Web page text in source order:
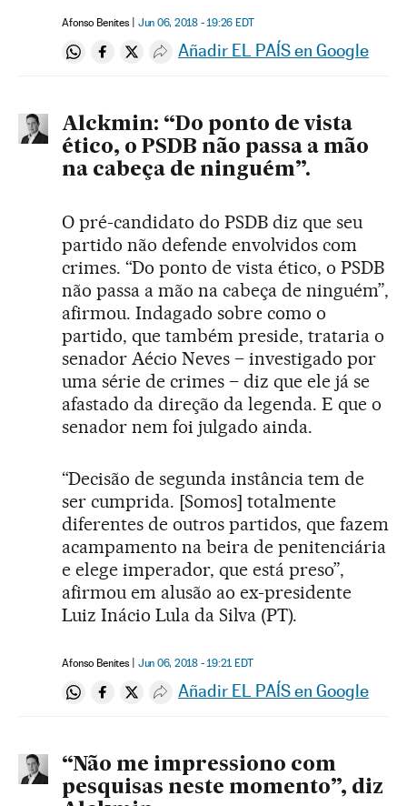
Afonso Benites Jun 06, 2018 - 19:26 EDT
Compartir en Whatsapp
Compartir en Facebook
Compartir en Twitter
Desplegar Redes Sociales
Añadir EL PAÍS en Google
Alckmin: “Do ponto de vista
ético, o PSDB não passa a mão
na cabeça de ninguém”.
O pré-candidato do PSDB diz que seu
partido não defende envolvidos com
crimes. “Do ponto de vista ético, o PSDB
não passa a mão na cabeça de ninguém”,
afirmou. Indagado sobre como o
partido, que também preside, trataria o
senador Aécio Neves – investigado por
uma série de crimes – diz que ele já se
afastado da direção da legenda. E que o
senador nem foi julgado ainda.
“Decisão de segunda instância tem de
ser cumprida. [Somos] totalmente
diferentes de outros partidos, que fazem
acampamento na beira de penitenciária
e elege imperador, que está preso”,
afirmou em alusão ao ex-presidente
Luiz Inácio Lula da Silva (PT).
Afonso Benites Jun 06, 2018 - 19:21 EDT
Compartir en Whatsapp
Compartir en Facebook
Compartir en Twitter
Desplegar Redes Sociales
Añadir EL PAÍS en Google
“Não me impressiono com
pesquisas neste momento”, diz